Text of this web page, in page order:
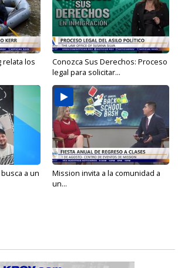
relata los
Conozca Sus Derechos: Proceso
legal para solicitar...
a un
Mission invita a la comunidad a
un...